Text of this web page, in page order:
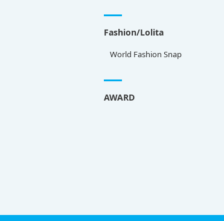
Fashion/Lolita
World Fashion Snap
AWARD